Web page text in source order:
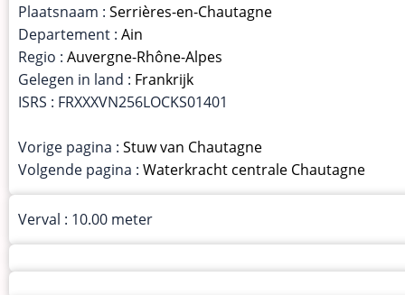
Plaatsnaam : Serrières-en-Chautagne
Departement : Ain
Regio : Auvergne-Rhône-Alpes
Gelegen in land : Frankrijk
ISRS : FRXXXVN256LOCKS01401
Vorige pagina : Stuw van Chautagne
Volgende pagina : Waterkracht centrale Chautagne
Verval : 10.00 meter